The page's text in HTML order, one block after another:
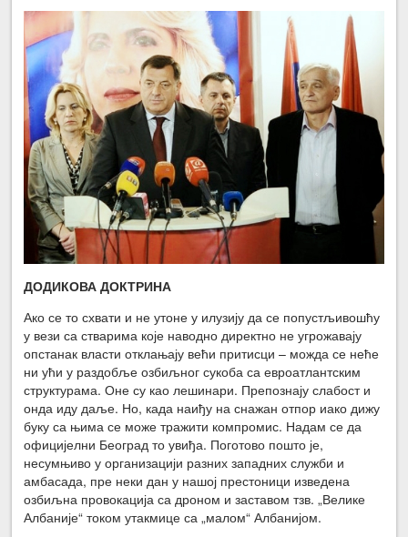
ДОДИКОВА ДОКТРИНА
Ако се то схвати и не утоне у илузију да се попустљивошћу
у вези са стварима које наводно директно не угрожавају
опстанак власти отклањају већи притисци – можда се неће
ни ући у раздобље озбиљног сукоба са евроатлантским
структурама. Оне су као лешинари. Препознају слабост и
онда иду даље. Но, када наиђу на снажан отпор иако дижу
буку са њима се може тражити компромис. Надам се да
официјелни Београд то увиђа. Поготово пошто је,
несумњиво у организацији разних западних служби и
амбасада, пре неки дан у нашој престоници изведена
озбиљна провокација са дроном и заставом тзв. „Велике
Албаније“ током утакмице са „малом“ Албанијом.